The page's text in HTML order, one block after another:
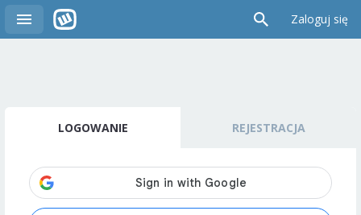
Zaloguj się
LOGOWANIE REJESTRACJA